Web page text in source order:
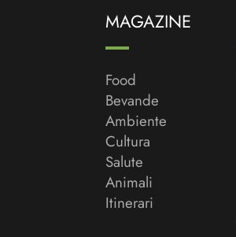
MAGAZINE
Food
Bevande
Ambiente
Cultura
Salute
Animali
Itinerari